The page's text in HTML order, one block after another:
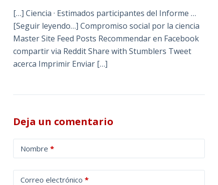
[…] Ciencia · Estimados participantes del Informe …
[Seguir leyendo…] Compromiso social por la ciencia
Master Site Feed Posts Recommendar en Facebook
compartir via Reddit Share with Stumblers Tweet
acerca Imprimir Enviar […]
Deja un comentario
Nombre *
Correo electrónico *
l
t